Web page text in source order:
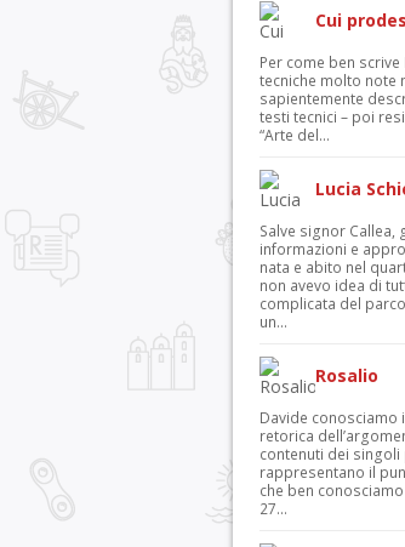
Cui
Per come ben
tecniche molto note
sapientemente
testi tecnici – poi
“Arte del...
Lucia
Salve signor Callea,
informazioni e
nata e abito nel
non avevo idea di
complicata del
un...
Rosalio
Davide conosciamo
retorica
contenuti dei
rappresentano il
che ben
27...